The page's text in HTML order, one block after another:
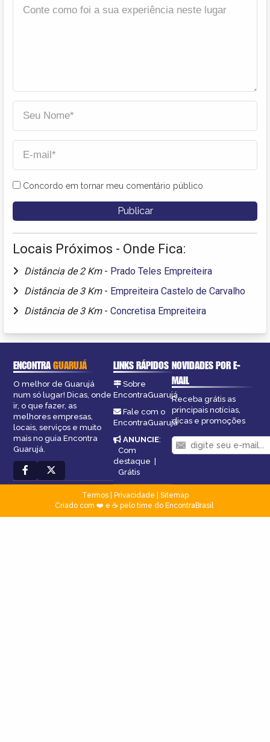
Concordo em tornar meu comentário público
Locais Próximos - Onde Fica:
Distância de 2 Km - Prado Teles Empreiteira
Distância de 3 Km - Empreiteira Castelo de Carvalho
Distância de 3 Km - Concretisa Empreiteira
ENCONTRAGUARUJÁ
O melhor de Guarujá
num só lugar! Dicas, onde
ir, o que fazer, as
melhores empresas,
locais, serviços e muito
mais no guia Encontra
Guarujá.
LINKS RÁPIDOS
Sobre
EncontraGuarujá
Fale com o
EncontraGuarujá
ANUNCIE:
Com
destaque |
Grátis
NOVIDADES POR E-
MAIL
Receba grátis as
principais notícias,
dicas e promoções
Termos| Privacidade
Sitemap
Criado com ❤️ e ☕ pelo time do EncontraBrasil